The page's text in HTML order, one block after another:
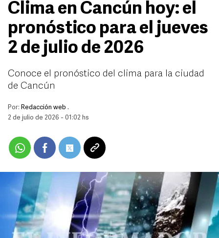
Clima en Cancún hoy: el
pronóstico para el jueves
2 de julio de 2026
Conoce el pronóstico del clima para la ciudad
de Cancún
Por: Redacción web .
2 de julio de 2026 - 01:02 hs